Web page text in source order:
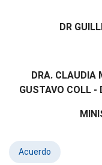
DR
DRA. CLAUDIA
GUSTAVO COLL -
Acuerdo